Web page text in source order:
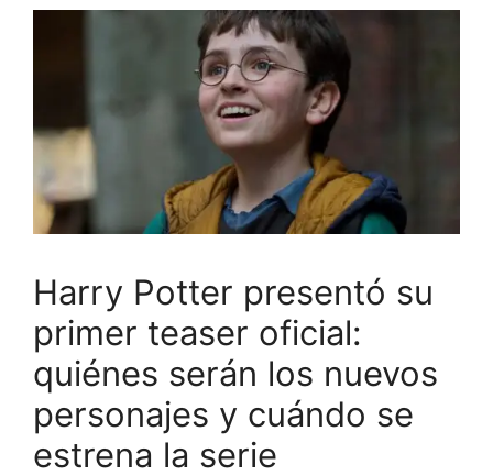
Harry Potter presentó su
primer teaser oficial:
quiénes serán los nuevos
personajes y cuándo se
estrena la serie